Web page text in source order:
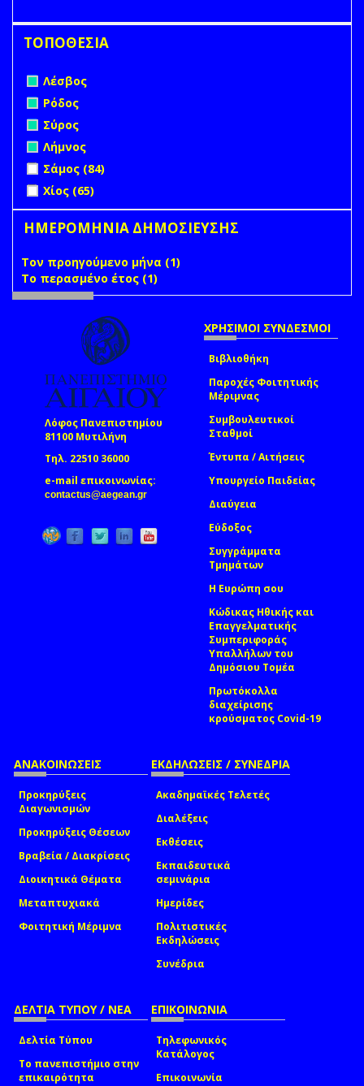
ΤΟΠΟΘΕΣΙΑ
Remove Λέσβος filter
Λέσβος
Remove Ρόδος filter
Ρόδος
Remove Σύρος filter
Σύρος
Remove Λήμνος filter
Λήμνος
Apply Σάμος filter
Σάμος (84)
Apply Χίος filter
Χίος (65)
ΗΜΕΡΟΜΗΝΙΑ ΔΗΜΟΣΙΕΥΣΗΣ
Τον προηγούμενο μήνα (1)
Το περασμένο έτος (1)
Λόφος Πανεπιστημίου
81100 Μυτιλήνη
Τηλ. 22510 36000
e-mail επικοινωνίας:
contactus@aegean.gr
ΧΡΗΣΙΜΟΙ ΣΥΝΔΕΣΜΟΙ
Βιβλιοθήκη
Παροχές Φοιτητικής
Μέριμνας
Συμβουλευτικοί
Σταθμοί
Έντυπα / Αιτήσεις
Υπουργείο Παιδείας
Διαύγεια
Εύδοξος
Συγγράμματα
Τμημάτων
Η Ευρώπη σου
Κώδικας Ηθικής και
Επαγγελματικής
Συμπεριφοράς
Υπαλλήλων του
Δημόσιου Τομέα
Πρωτόκολλα
διαχείρισης
κρούσματος Covid-19
ΑΝΑΚΟΙΝΩΣΕΙΣ
Προκηρύξεις
Διαγωνισμών
Προκηρύξεις Θέσεων
Βραβεία / Διακρίσεις
Διοικητικά Θέματα
Μεταπτυχιακά
Φοιτητική Μέριμνα
ΕΚΔΗΛΩΣΕΙΣ / ΣΥΝΕΔΡΙΑ
Ακαδημαϊκές Τελετές
Διαλέξεις
Εκθέσεις
Εκπαιδευτικά
σεμινάρια
Ημερίδες
Πολιτιστικές
Εκδηλώσεις
Συνέδρια
ΔΕΛΤΙΑ ΤΥΠΟΥ / ΝΕΑ
Δελτία Τύπου
Το πανεπιστήμιο στην
επικαιρότητα
ΕΠΙΚΟΙΝΩΝΙΑ
Τηλεφωνικός
Κατάλογος
Επικοινωνία